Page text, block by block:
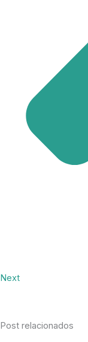
Next
Post relacionados